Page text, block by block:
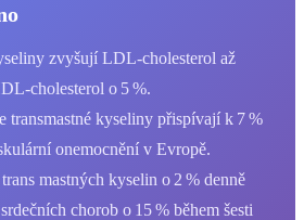
zvyšují LDL‑cholesterol až
o 5 %.
transmastné kyseliny přispívají k 7 %
onemocnění v Evropě.
mastných kyselin o 2 % denně
chorob o 15 % během šesti